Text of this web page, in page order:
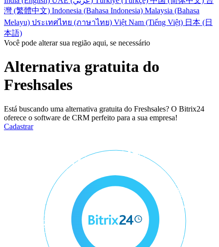
灣 (繁體中文) Indonesia (Bahasa Indonesia) Malaysia (Bahasa
Melayu) ประเทศไทย (ภาษาไทย) Việt Nam (Tiếng Việt) 日本 (日
本語)
Você pode alterar sua região aqui, se necessário
Alternativa gratuita do
Freshsales
Está buscando uma alternativa gratuita do Freshsales? O Bitrix24
oferece o software de CRM perfeito para a sua empresa!
Cadastrar